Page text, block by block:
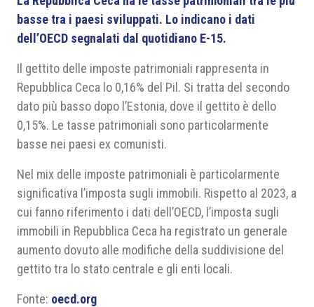
basse tra i paesi sviluppati. Lo indicano i dati
dell’OECD segnalati dal quotidiano E-15.
Il gettito delle imposte patrimoniali rappresenta in
Repubblica Ceca lo 0,16% del Pil. Si tratta del secondo
dato più basso dopo l’Estonia, dove il gettito è dello
0,15%. Le tasse patrimoniali sono particolarmente
basse nei paesi ex comunisti.
Nel mix delle imposte patrimoniali è particolarmente
significativa l’imposta sugli immobili. Rispetto al 2023, a
cui fanno riferimento i dati dell’OECD, l’imposta sugli
immobili in Repubblica Ceca ha registrato un generale
aumento dovuto alle modifiche della suddivisione del
gettito tra lo stato centrale e gli enti locali.
Fonte: oecd.org